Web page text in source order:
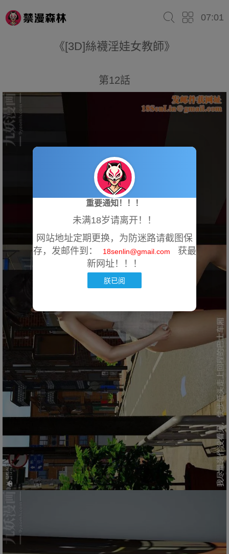
07:01
《[3D]絲襪淫娃女教師》
第12話
重要通知！！！
未满18岁请离开！！
网站地址定期更换，为防迷路请截图保
存，发邮件到：
18senlin@gmail.com
获最
新网址！！！
朕已阅